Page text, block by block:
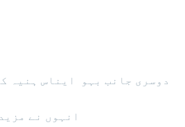
دوسری جانب بہو ایناس ہنیہ
انہوں نے